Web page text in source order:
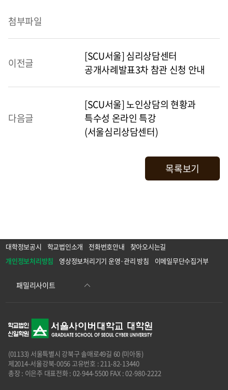
첨부파일
이전글
[SCU서울] 심리상담센터
공개사례발표3차 참관 신청 안내
다음글
[SCU서울] 노인상담의 현황과
특수성 온라인 특강
(서울심리상담센터)
목록보기
대학정보공시 학교법인소개 전화번호안내
찾아오시는길
개인정보처리방침
영상정보처리기기 운영·관리 방침 이메일무단수집거부
(01133) 서울특별시 강북구 솔매로49길 60 (미아동)
제2014-서울강북-0056 고유번호 : 211-82-13440
총장 : 이은주 대표전화 : 02-944-5500 FAX : 02-980-2222